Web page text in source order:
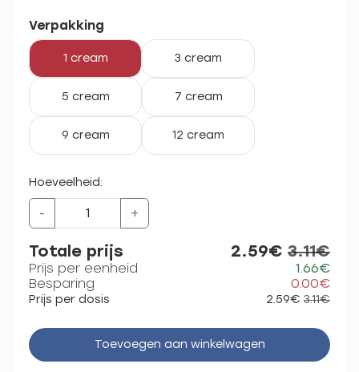
Verpakking
1 cream 3 cream
5 cream 7 cream
9 cream 12 cream
Hoeveelheid:
- +
Totale prijs 2.59€ 3.11€
Prijs per eenheid
1.66€
Besparing
0.00€
Prijs per dosis 2.59€ 3.11€
Toevoegen aan winkelwagen